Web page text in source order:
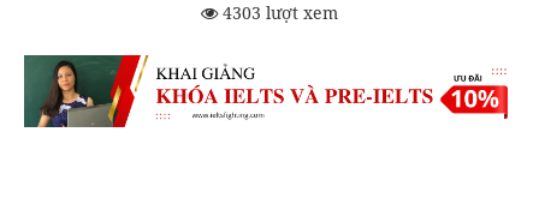
4303 lượt xem